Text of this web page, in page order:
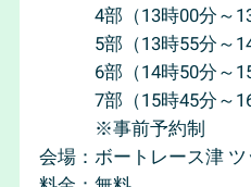
4部（13時00分～13
5部（13時55分～14
6部（14時50分～15
7部（15時45分～16
※事前予約制
会場：ボートレース津